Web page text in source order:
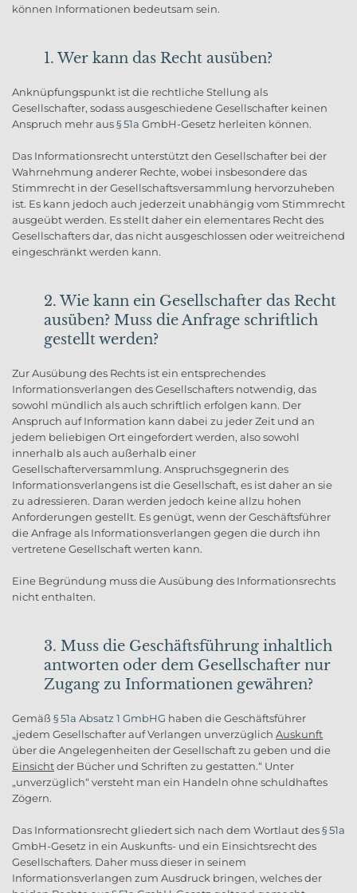
können Informationen bedeutsam sein.
1. Wer kann das Recht ausüben?
Anknüpfungspunkt ist die rechtliche Stellung als
Gesellschafter, sodass ausgeschiedene Gesellschafter keinen
Anspruch mehr aus§ 51a GmbH-Gesetz herleiten können.
Das Informationsrecht unterstützt den Gesellschafter bei der
Wahrnehmung anderer Rechte, wobei insbesondere das
Stimmrecht in der Gesellschaftsversammlung hervorzuheben
ist. Es kann jedoch auch jederzeit unabhängig vom Stimmrecht
ausgeübt werden. Es stellt daher ein elementares Recht des
Gesellschafters dar, das nicht ausgeschlossen oder weitreichend
eingeschränkt werden kann.
2. Wie kann ein Gesellschafter das Recht
ausüben? Muss die Anfrage schriftlich
gestellt werden?
Zur Ausübung des Rechts ist ein entsprechendes
Informationsverlangen des Gesellschafters notwendig, das
sowohl mündlich als auch schriftlich erfolgen kann. Der
Anspruch auf Information kann dabei zu jeder Zeit und an
jedem beliebigen Ort eingefordert werden, also sowohl
innerhalb als auch außerhalb einer
Gesellschafterversammlung. Anspruchsgegnerin des
Informationsverlangens ist die Gesellschaft, es ist daher an sie
zu adressieren. Daran werden jedoch keine allzu hohen
Anforderungen gestellt. Es genügt, wenn der Geschäftsführer
die Anfrage als Informationsverlangen gegen die durch ihn
vertretene Gesellschaft werten kann.
Eine Begründung muss die Ausübung des Informationsrechts
nicht enthalten.
3. Muss die Geschäftsführung inhaltlich
antworten oder dem Gesellschafter nur
Zugang zu Informationen gewähren?
Gemäß § 51a Absatz 1 GmbHG haben die Geschäftsführer
„jedem Gesellschafter auf Verlangen unverzüglich Auskunft
über die Angelegenheiten der Gesellschaft zu geben und die
Einsichtder Bücher und Schriften zu gestatten.“ Unter
„unverzüglich“ versteht man ein Handeln ohne schuldhaftes
Zögern.
Das Informationsrecht gliedert sich nach dem Wortlaut des§ 51a
GmbH-Gesetz in ein Auskunfts- und ein Einsichtsrecht des
Gesellschafters. Daher muss dieser in seinem
Informationsverlangen zum Ausdruck bringen, welches der